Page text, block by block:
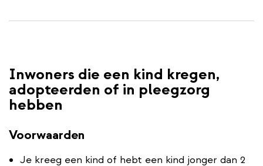
Inwoners die een kind kregen,
adopteerden of in pleegzorg
hebben
Voorwaarden
Je kreeg een kind of hebt een kind jonger dan 2